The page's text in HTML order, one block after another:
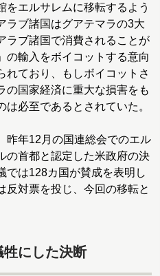
をエルサレムに移転するよう
ラブ諸国はグアテマラの3大
ラブ諸国で消費されることが
の輸入をボイコットする意向
れており、もしボイコットさ
の国家経済に重大な損害をも
は必至であるとされていた。
年12月の国連総会でのエル
の首都と認定した米政府の決
では128カ国が賛成を表明し
反対票を投じ、今回の移転と
牲にした決断